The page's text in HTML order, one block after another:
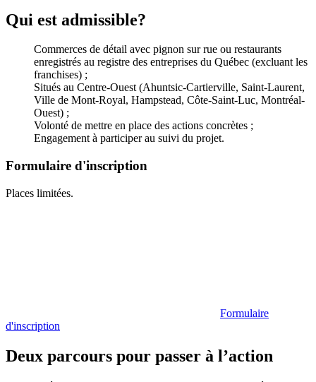
Qui est admissible?
Commerces de détail avec pignon sur rue ou restaurants
enregistrés au registre des entreprises du Québec (excluant les
franchises) ;
Situés au Centre-Ouest (Ahuntsic-Cartierville, Saint-Laurent,
Ville de Mont-Royal, Hampstead, Côte-Saint-Luc, Montréal-
Ouest) ;
Volonté de mettre en place des actions concrètes ;
Engagement à participer au suivi du projet.
Formulaire d'inscription
Places limitées.
Formulaire
d'inscription
Deux parcours pour passer à l’action